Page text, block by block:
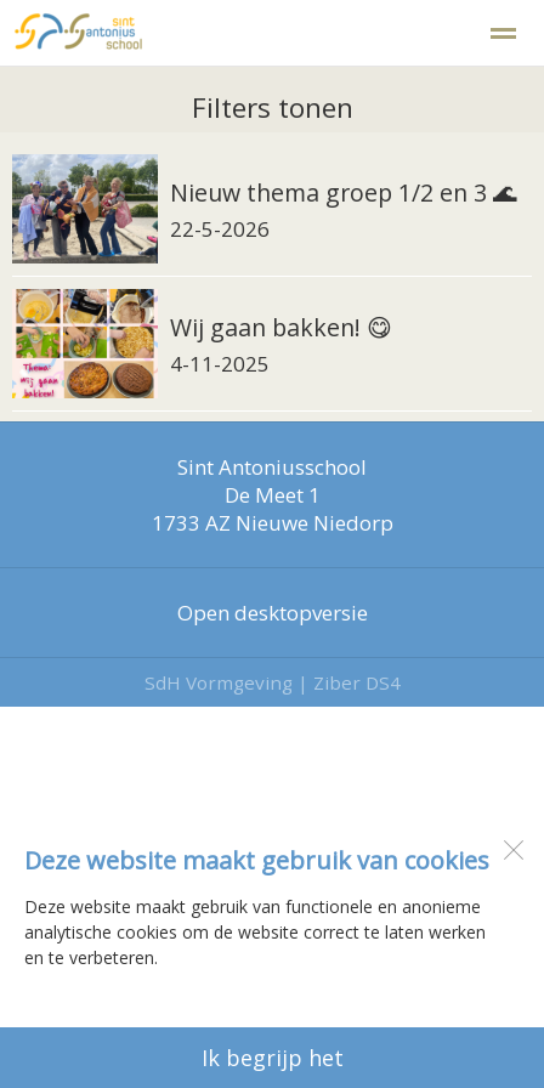
Klachtenregeling
Home Zoeken Foto's Facebook
Deze website maakt gebruik van cookies
Deze website maakt gebruik van functionele en anonieme
analytische cookies om de website correct te laten werken
en te verbeteren.
Ik begrijp het
Filters tonen
Nieuw thema groep 1/2 en 3 🌊
22-5-2026
Wij gaan bakken! 😋
4-11-2025
Sint Antoniusschool
De Meet 1
1733 AZ Nieuwe Niedorp
Open desktopversie
SdH Vormgeving | Ziber DS4